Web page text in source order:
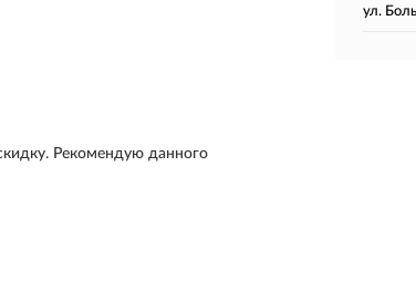
Рекомендую данного
ул.